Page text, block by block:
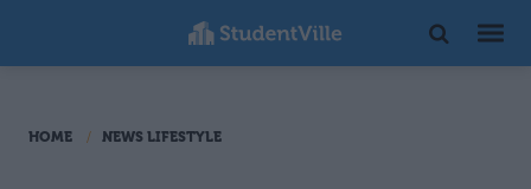
HOME NEWS LIFESTYLE